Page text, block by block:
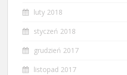
luty 2018
styczeń 2018
grudzień 2017
listopad 2017